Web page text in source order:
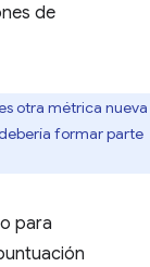
de
otra métrica nueva
formar parte
para